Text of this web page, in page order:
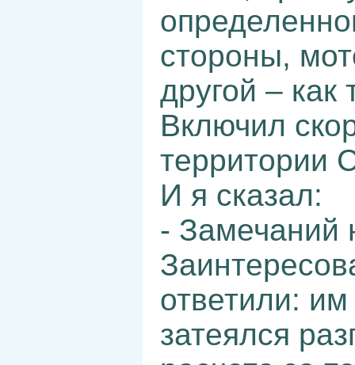
стороны,
другой – как
Включил
территории
И я сказал:
- Замечаний
ответили:
затеялся